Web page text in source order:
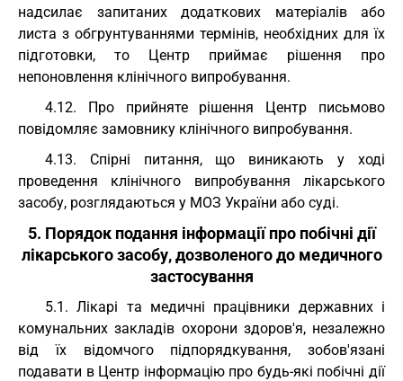
надсилає запитаних додаткових матеріалів або
листа з обгрунтуваннями термінів, необхідних для їх
підготовки, то Центр приймає рішення про
непоновлення клінічного випробування.
4.12. Про прийняте рішення Центр письмово
повідомляє замовнику клінічного випробування.
4.13. Спірні питання, що виникають у ході
проведення клінічного випробування лікарського
засобу, розглядаються у МОЗ України або суді.
5. Порядок подання інформації про побічні дії
лікарського засобу, дозволеного до медичного
застосування
5.1. Лікарі та медичні працівники державних і
комунальних закладів охорони здоров'я, незалежно
від їх відомчого підпорядкування, зобов'язані
подавати в Центр інформацію про будь-які побічні дії